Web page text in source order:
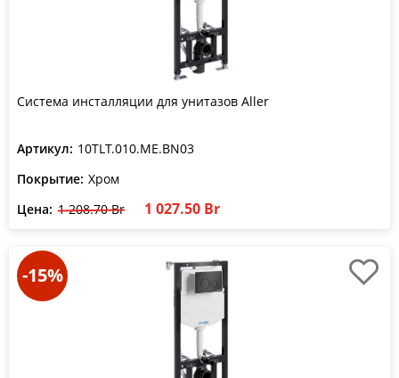
Система инсталляции для унитазов Aller
Артикул: 10TLT.010.ME.BN03
Покрытие: Хром
Цена: 1 208.70 Br 1 027.50 Br
-15%